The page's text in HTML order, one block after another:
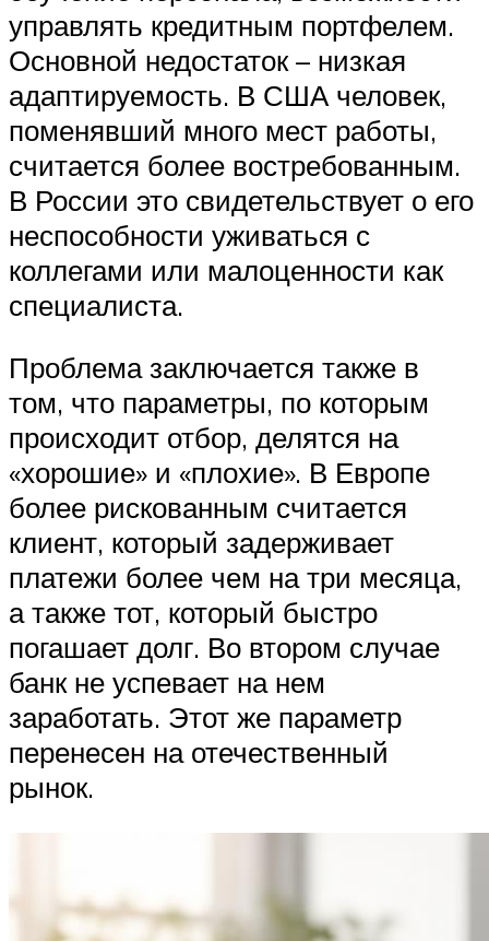
управлять кредитным портфелем.
Основной недостаток – низкая
адаптируемость. В США человек,
поменявший много мест работы,
считается более востребованным.
В России это свидетельствует о его
неспособности уживаться с
коллегами или малоценности как
специалиста.
Проблема заключается также в
том, что параметры, по которым
происходит отбор, делятся на
«хорошие» и «плохие». В Европе
более рискованным считается
клиент, который задерживает
платежи более чем на три месяца,
а также тот, который быстро
погашает долг. Во втором случае
банк не успевает на нем
заработать. Этот же параметр
перенесен на отечественный
рынок.